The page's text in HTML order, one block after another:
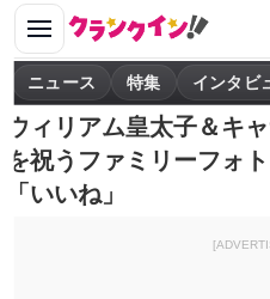
ニュース 特集 インタビ
ウィリアム皇太子＆キ
を祝うファミリーフォ
「いいね」